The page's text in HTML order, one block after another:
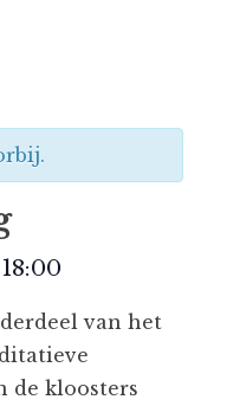
18:00
van het
de kloosters